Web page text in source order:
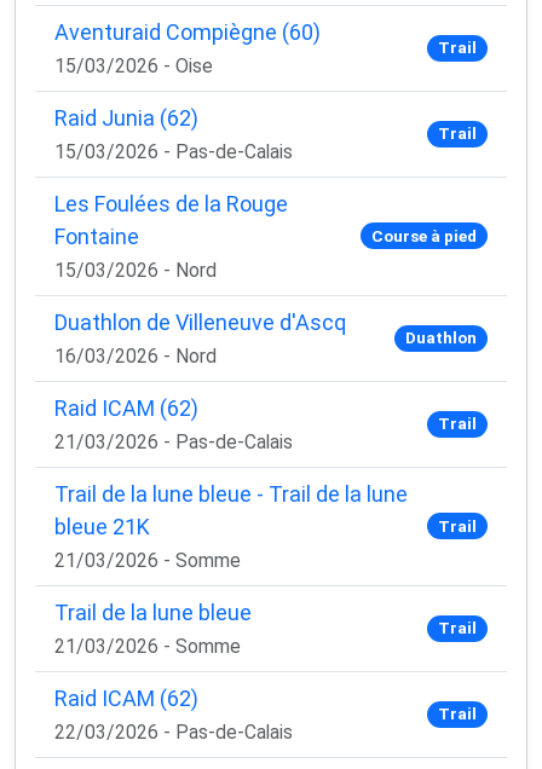
Aventuraid Compiègne (60)
15/03/2026 - Oise
Trail
Raid Junia (62)
15/03/2026 - Pas-de-Calais
Trail
Les Foulées de la Rouge
Fontaine
15/03/2026 - Nord
Course à pied
Duathlon de Villeneuve d'Ascq
16/03/2026 - Nord
Duathlon
Raid ICAM (62)
21/03/2026 - Pas-de-Calais
Trail
Trail de la lune bleue - Trail de la lune
bleue 21K
21/03/2026 - Somme
Trail
Trail de la lune bleue
21/03/2026 - Somme
Trail
Raid ICAM (62)
22/03/2026 - Pas-de-Calais
Trail